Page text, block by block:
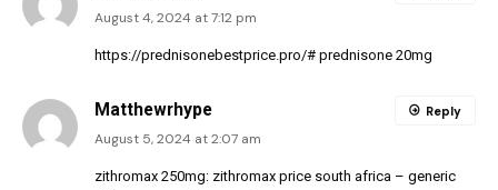
August 4, 2024 at 7:12 pm
https://prednisonebestprice.pro/# prednisone 20mg
Matthewrhype
August 5, 2024 at 2:07 am
zithromax 250mg: zithromax price south africa – generic
Reply